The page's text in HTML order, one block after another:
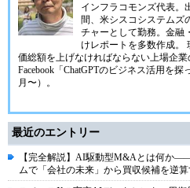
インフラコモンズ代表。
間、米シスコシステムズ
チャーとして勤務。金融
けレポートを多数作成。
価総額を上げなければならない上場企業
Facebook「ChatGPTのビジネス活用を
月〜）。
最近のエントリー
【完全解説】AI駆動型M&Aとは何か
ムで「会社の未来」から買収候補を逆算